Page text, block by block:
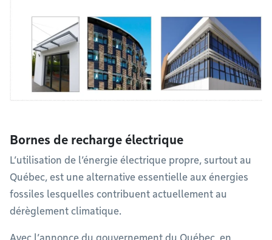
Bornes de recharge électrique
​​​​​​​L’utilisation de l’énergie électrique propre, surtout au
Québec, est une alternative essentielle aux énergies
fossiles lesquelles contribuent actuellement au
dérèglement climatique.